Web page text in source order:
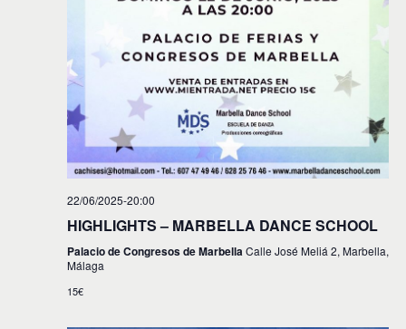
22/06/2025-20:00
HIGHLIGHTS – MARBELLA DANCE SCHOOL
Palacio de Congresos de MarbellaCalle José Meliá 2, Marbella,
Málaga
15€